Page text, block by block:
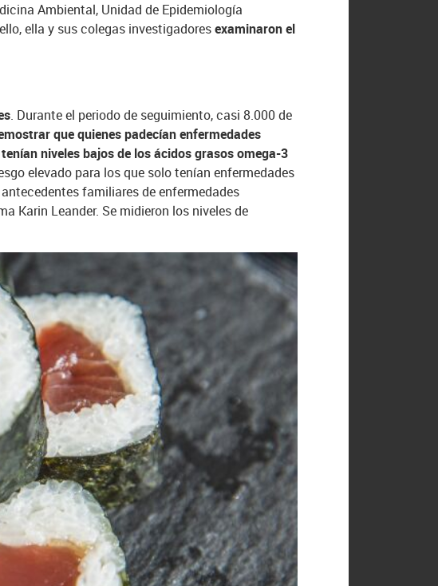
Ambiental, Unidad de Epidemiología
ella y sus colegas investigadoresexaminaron el
. Durante el periodo de seguimiento, casi 8.000 de
que quienes padecían enfermedades
niveles bajos de los ácidos grasos omega-3
elevado para los que solo tenían enfermedades
familiares de enfermedades
Karin Leander. Se midieron los niveles de